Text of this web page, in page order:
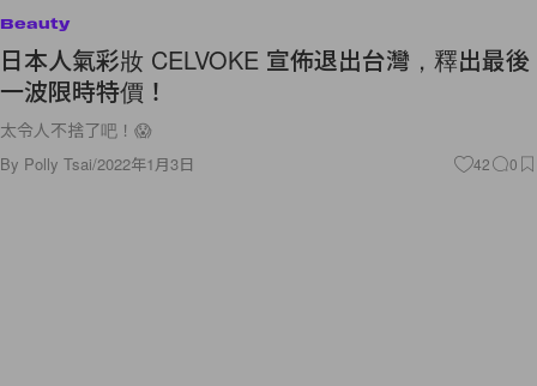
Beauty
日本人氣彩妝 CELVOKE 宣佈退出台灣，釋出最後
一波限時特價！
太令人不捨了吧！😱
By Polly Tsai/2022年1月3日 42 0